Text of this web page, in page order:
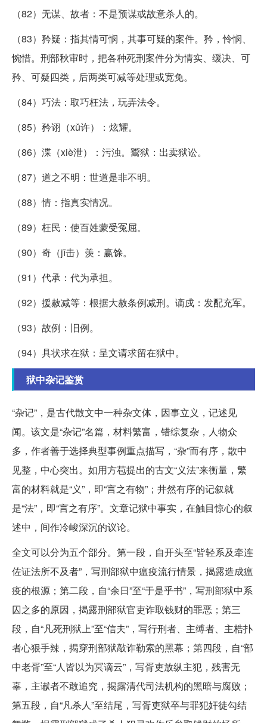
（82）无谋、故者：不是预谋或故意杀人的。
（83）矜疑：指其情可悯，其事可疑的案件。矜，怜悯、
惋惜。刑部秋审时，把各种死刑案件分为情实、缓决、可
矜、可疑四类，后两类可减等处理或宽免。
（84）巧法：取巧枉法，玩弄法令。
（85）矜诩（xǔ许）：炫耀。
（86）渫（xiè泄）：污浊。鬻狱：出卖狱讼。
（87）道之不明：世道是非不明。
（88）情：指真实情况。
（89）枉民：使百姓蒙受冤屈。
（90）奇（jī击）羡：赢馀。
（91）代承：代为承担。
（92）援赦减等：根据大赦条例减刑。谪戍：发配充军。
（93）故例：旧例。
（94）具状求在狱：呈文请求留在狱中。
狱中杂记鉴赏
“杂记”，是古代散文中一种杂文体，因事立义，记述见
闻。该文是“杂记”名篇，材料繁富，错综复杂，人物众
多，作者善于选择典型事例重点描写，“杂”而有序，散中
见整，中心突出。如用方苞提出的古文“义法”来衡量，繁
富的材料就是“义”，即“言之有物”；井然有序的记叙就
是“法”，即“言之有序”。文章记狱中事实，在触目惊心的叙
述中，间作冷峻深沉的议论。
全文可以分为五个部分。第一段，自开头至“皆轻系及牵连
佐证法所不及者”，写刑部狱中瘟疫流行情景，揭露造成瘟
疫的根源；第二段，自“余日”至“于是乎书”，写刑部狱中系
囚之多的原因，揭露刑部狱官吏诈取钱财的罪恶；第三
段，自“凡死刑狱上”至“信夫”，写行刑者、主缚者、主梏扑
者心狠手辣，揭穿刑部狱敲诈勒索的黑幕；第四段，自“部
中老胥”至“人皆以为冥谪云”，写胥吏放纵主犯，残害无
辜，主谳者不敢追究，揭露清代司法机构的黑暗与腐败；
第五段，自“凡杀人”至结尾，写胥吏狱卒与罪犯奸徒勾结